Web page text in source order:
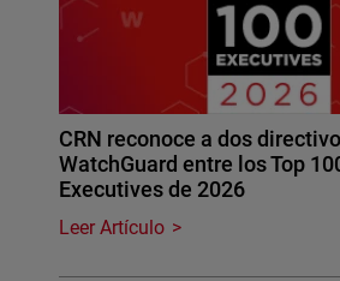
CRN reconoce a dos
WatchGuard entre los Top
Executives de 2026
Leer Artículo